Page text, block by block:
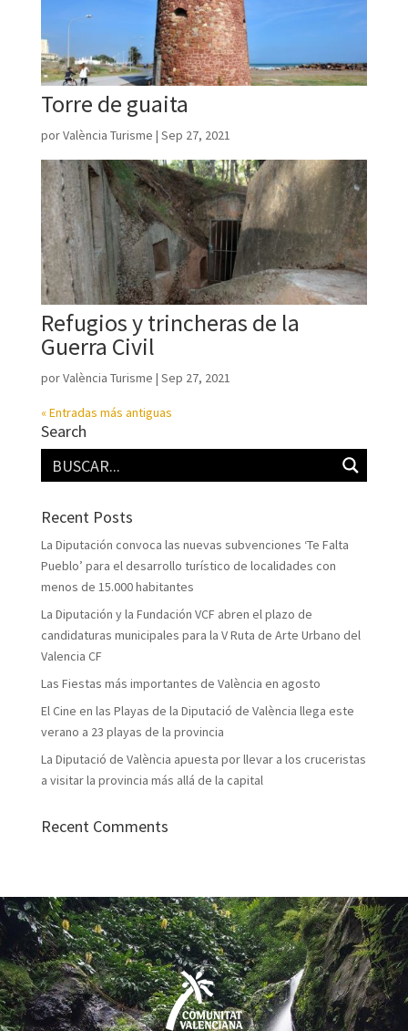
Torre de guaita
porValència Turisme | Sep 27, 2021
Refugios y trincheras de la
Guerra Civil
porValència Turisme | Sep 27, 2021
« Entradas más antiguas
Search
Recent Posts
La Diputación convoca las nuevas subvenciones ‘Te Falta
Pueblo’ para el desarrollo turístico de localidades con
menos de 15.000 habitantes
La Diputación y la Fundación VCF abren el plazo de
candidaturas municipales para la V Ruta de Arte Urbano del
Valencia CF
Las Fiestas más importantes de València en agosto
El Cine en las Playas de la Diputació de València llega este
verano a 23 playas de la provincia
La Diputació de València apuesta por llevar a los cruceristas
a visitar la provincia más allá de la capital
Recent Comments